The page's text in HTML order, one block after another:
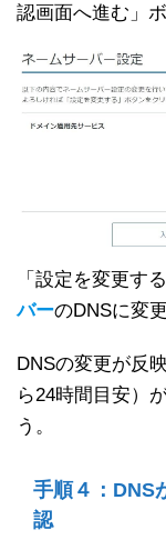
認画面へ進む」
「設定を変更す
バーのDNSに変
DNSの変更が反
ら24時間目安）
う。
手順４：DNS
認